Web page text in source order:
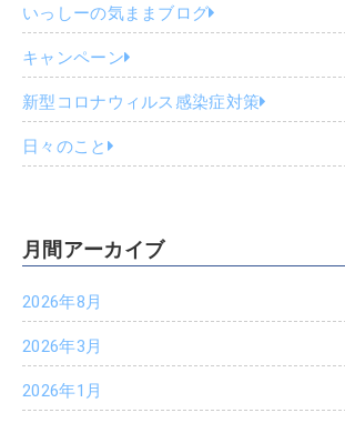
いっしーの気ままブログ
キャンペーン
新型コロナウィルス感染症対策
日々のこと
月間アーカイブ
2026年8月
2026年3月
2026年1月